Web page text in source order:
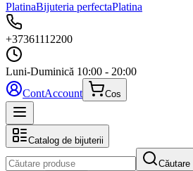
PlatinaBijuteria perfectaPlatina
+37361112200
Luni-Duminică 10:00 - 20:00
ContAccount Cos
Catalog de bijuterii
Căutare